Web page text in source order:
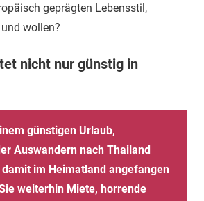
geprägten Lebensstil,
wollen?
nicht nur günstig in
günstigen Urlaub,
Auswandern nach Thailand
im Heimatland angefangen
weiterhin Miete, horrende